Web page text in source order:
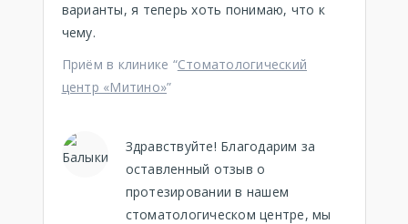
варианты, я теперь хоть понимаю, что к
чему.
Приём в клинике “Стоматологический
центр «Митино»”
Здравствуйте! Благодарим за
оставленный отзыв о
протезировании в нашем
стоматологическом центре, мы